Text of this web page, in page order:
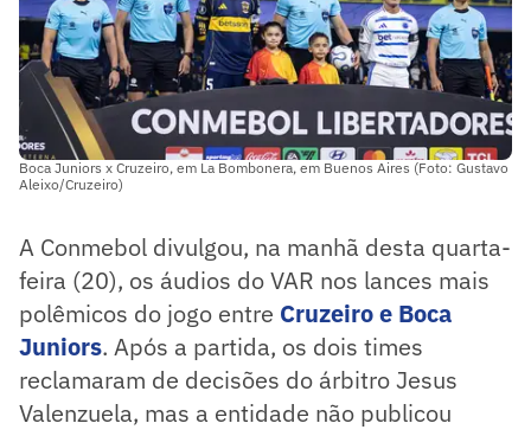
Boca Juniors x Cruzeiro, em La Bombonera, em Buenos Aires (Foto: Gustavo
Aleixo/Cruzeiro)
A Conmebol divulgou, na manhã desta quarta-
feira (20), os áudios do VAR nos lances mais
polêmicos do jogo entre Cruzeiro e Boca
Juniors. Após a partida, os dois times
reclamaram de decisões do árbitro Jesus
Valenzuela, mas a entidade não publicou